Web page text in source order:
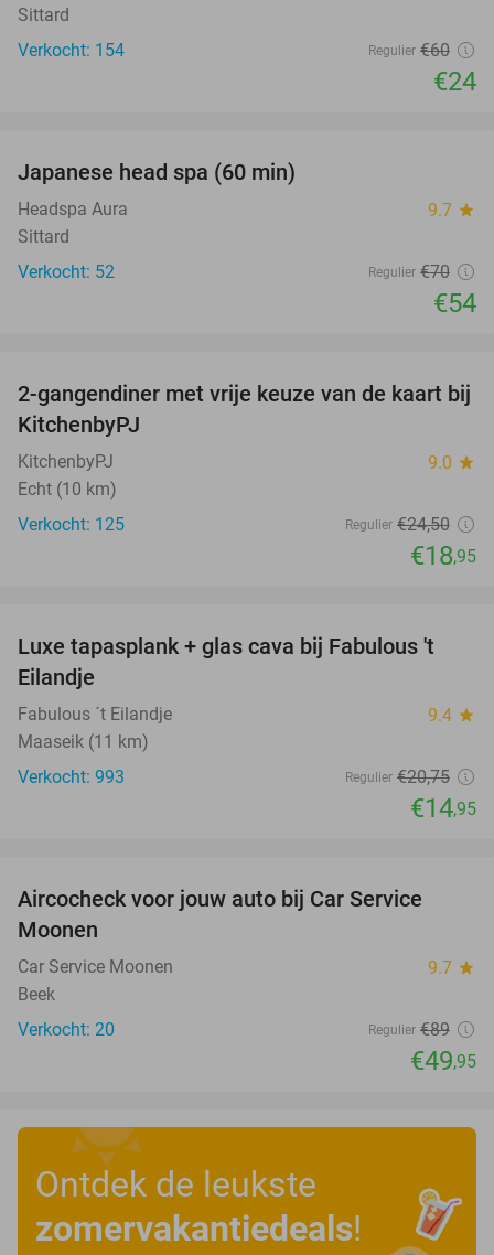
Sittard
Verkocht: 154
Regulier €60
€24
Japanese head spa (60 min)
Headspa Aura 9.7 star
Sittard
Verkocht: 52
Regulier €70
€54
23%
2-gangendiner met vrije keuze van de kaart bij
KitchenbyPJ
KitchenbyPJ 9.0 star
Echt (10 km)
Verkocht: 125
Regulier €24,50
€18,95
28%
Luxe tapasplank + glas cava bij Fabulous 't
Eilandje
Fabulous ´t Eilandje 9.4 star
Maaseik (11 km)
Verkocht: 993
Regulier €20,75
€14,95
Aircocheck voor jouw auto bij Car Service
Moonen
Car Service Moonen 9.7 star
Beek
Verkocht: 20
Regulier €89
€49,95
Ontdek de leukste
zomervakantiedeals!